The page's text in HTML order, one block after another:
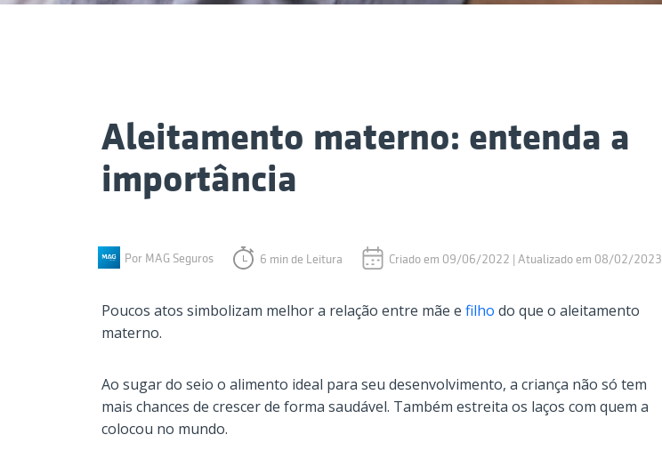
Aleitamento materno: entenda a
importância
Por MAG Seguros 6 min de Leitura Criado em 09/06/2022 | Atualizado em 08/02/2023
Poucos atos simbolizam melhor a relação entre mãe e filho do que o aleitamento
materno.
Ao sugar do seio o alimento ideal para seu desenvolvimento, a criança não só tem
mais chances de crescer de forma saudável. Também estreita os laços com quem a
colocou no mundo.